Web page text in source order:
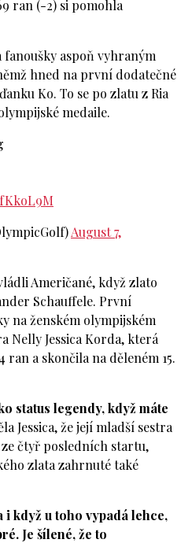
ran (-2) si pomohla
fanoušky aspoň vyhraným
hned na první dodatečné
Ko. To se po zlatu z Ria
medaile.
August 7,
Američané, když zlato
Schauffele. První
na ženském olympijském
Nelly Jessica Korda, která
a skončila na děleném 15.
status legendy, když máte
Jessica, že její mladší sestra
čtyř posledních startu,
zlata zahrnuté také
i když u toho vypadá lehce,
Je šílené, že to